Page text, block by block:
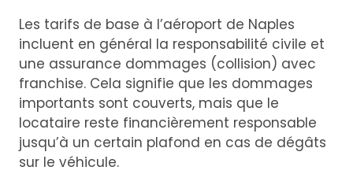
Les tarifs de base à l’aéroport de Naples
incluent en général la responsabilité civile et
une assurance dommages (collision) avec
franchise. Cela signifie que les dommages
importants sont couverts, mais que le
locataire reste financièrement responsable
jusqu’à un certain plafond en cas de dégâts
sur le véhicule.